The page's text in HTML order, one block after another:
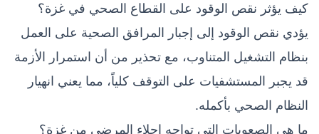
كيف يؤثر نقص الوقود على القطاع الصحي في غزة؟
يؤدي نقص الوقود إلى إجبار المرافق الصحية على العمل
بنظام التشغيل المتناوب، مع تحذير من أن استمرار الأزمة
قد يجبر المستشفيات على التوقف كلياً، مما يعني انهيار
النظام الصحي بأكمله.
ما هي الصعوبات التي تواجه إجلاء المرضى من غزة؟